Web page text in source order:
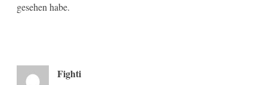
gesehen habe.
Fighti